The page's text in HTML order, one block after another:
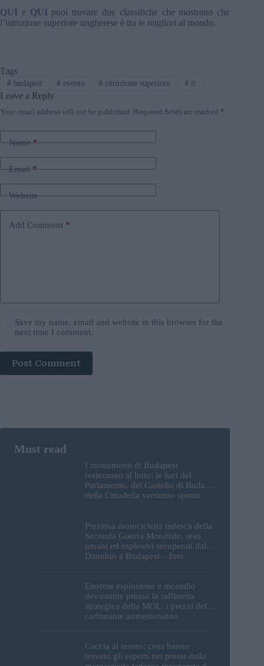
QUI e QUI puoi trovare due classifiche che mostrano che
l’istruzione superiore ungherese è tra le migliori al mondo.
Tags
#budapest #evento # istruzione superiore # it
Leave a Reply
Your email address will not be published. Required fields are marked *
Name*
Email*
Website
Add Comment *
Save my name, email and website in this browser for the
next time I comment.
Post Comment
I monumenti di Budapest
resteranno al buio: le luci del
Parlamento, del Castello di Buda e
della Cittadella verranno spente
Preziosa motocicletta tedesca della
Seconda Guerra Mondiale, resti
umani ed esplosivi recuperati dal
Danubio a Budapest – foto
Enorme esplosione e incendio
devastante presso la raffineria
strategica della MOL: i prezzi del
carburante aumenteranno
Caccia al tesoro: cosa hanno
trovato gli esperti nei pressi della